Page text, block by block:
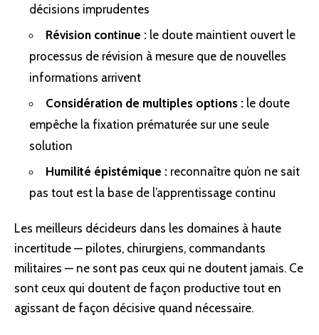
décisions imprudentes
Révision continue : le doute maintient ouvert le
processus de révision à mesure que de nouvelles
informations arrivent
Considération de multiples options : le doute
empêche la fixation prématurée sur une seule
solution
Humilité épistémique : reconnaître qu’on ne sait
pas tout est la base de l’apprentissage continu
Les meilleurs décideurs dans les domaines à haute
incertitude — pilotes, chirurgiens, commandants
militaires — ne sont pas ceux qui ne doutent jamais. Ce
sont ceux qui doutent de façon productive tout en
agissant de façon décisive quand nécessaire.